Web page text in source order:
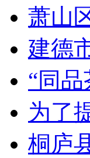
萧山
建德
“同
为了
桐庐